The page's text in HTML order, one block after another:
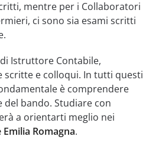
mentre per i Collaboratori
ci sono sia esami scritti
Istruttore Contabile,
scritte e colloqui. In tutti questi
è comprendere
del bando. Studiare con
a orientarti meglio nei
Romagna.